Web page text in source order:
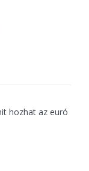
hozhat az euró